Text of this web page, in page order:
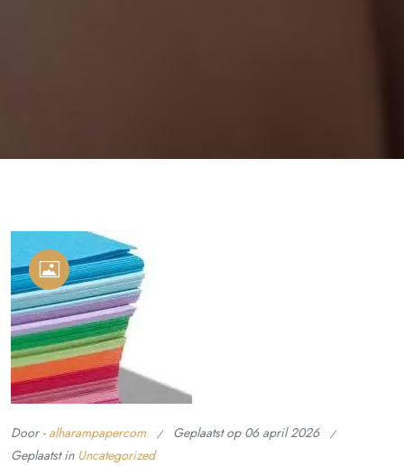
Door - alharampapercom Geplaatst op 06 april 2026
Geplaatst in Uncategorized